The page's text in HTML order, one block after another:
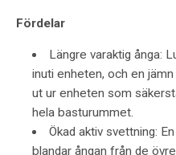
Fördelar
Längre varaktig ånga:
inuti enheten, och en
ut ur enheten som
hela basturummet.
Ökad aktiv svettning:
blandar ångan från de